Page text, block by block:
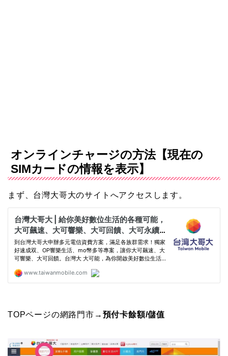
オンラインチャージの方法【現在の
SIMカードの情報を表示】
まず、台灣大哥大のサイトへアクセスします。
TOPページの網路門市→ 預付卡餘額/儲值